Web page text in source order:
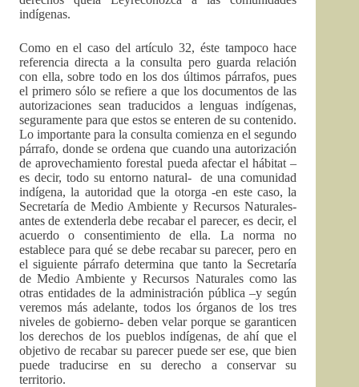
indígenas.
Como en el caso del artículo 32, éste tampoco hace
referencia directa a la consulta pero guarda relación
con ella, sobre todo en los dos últimos párrafos, pues
el primero sólo se refiere a que los documentos de las
autorizaciones sean traducidos a lenguas indígenas,
seguramente para que estos se enteren de su contenido.
Lo importante para la consulta comienza en el segundo
párrafo, donde se ordena que cuando una autorización
de aprovechamiento forestal pueda afectar el hábitat –
es decir, todo su entorno natural- de una comunidad
indígena, la autoridad que la otorga -en este caso, la
Secretaría de Medio Ambiente y Recursos Naturales-
antes de extenderla debe recabar el parecer, es decir, el
acuerdo o consentimiento de ella. La norma no
establece para qué se debe recabar su parecer, pero en
el siguiente párrafo determina que tanto la Secretaría
de Medio Ambiente y Recursos Naturales como las
otras entidades de la administración pública –y según
veremos más adelante, todos los órganos de los tres
niveles de gobierno- deben velar porque se garanticen
los derechos de los pueblos indígenas, de ahí que el
objetivo de recabar su parecer puede ser ese, que bien
puede traducirse en su derecho a conservar su
territorio.